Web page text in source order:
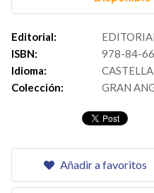
Editorial:
ISBN:
978-84-
Idioma:
Colección:
GRAN
Añadir a favoritos